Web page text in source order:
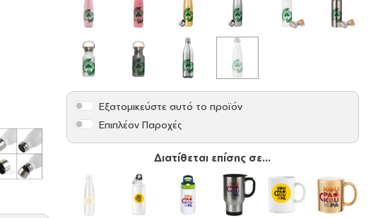
Εξατομικεύστε αυτό το προϊόν
Επιπλέον Παροχές
Διατίθεται επίσης σε...